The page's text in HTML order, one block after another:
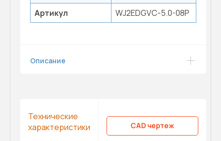
Артикул
WJ2EDGVC-5.0-08P
Описание
Технические
характеристики
CAD чертеж